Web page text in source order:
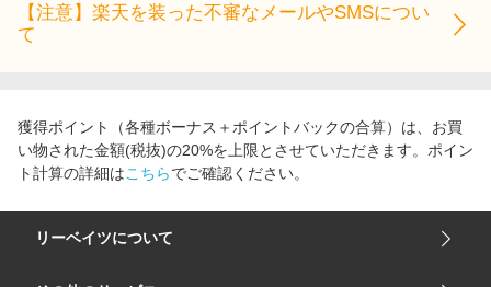
【注意】楽天を装った不審なメールやSMSについ
て
獲得ポイント（各種ボーナス＋ポイントバックの合算）は、お買
い物された金額(税抜)の20%を上限とさせていただきます。ポイン
ト計算の詳細はこちらでご確認ください。
リーベイツについて
会社概要